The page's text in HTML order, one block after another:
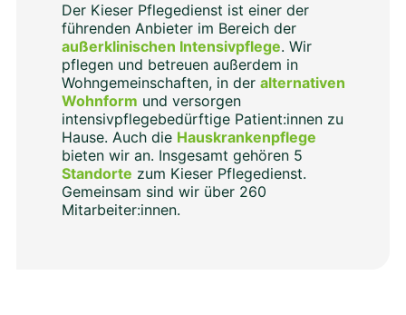
Der Kieser Pflegedienst ist einer der
führenden Anbieter im Bereich der
außerklinischen Intensivpflege. Wir
pflegen und betreuen außerdem in
Wohngemeinschaften, in der alternativen
Wohnform und versorgen
intensivpflegebedürftige Patient:innen zu
Hause. Auch die Hauskrankenpflege
bieten wir an. Insgesamt gehören 5
Standorte zum Kieser Pflegedienst.
Gemeinsam sind wir über 260
Mitarbeiter:innen.